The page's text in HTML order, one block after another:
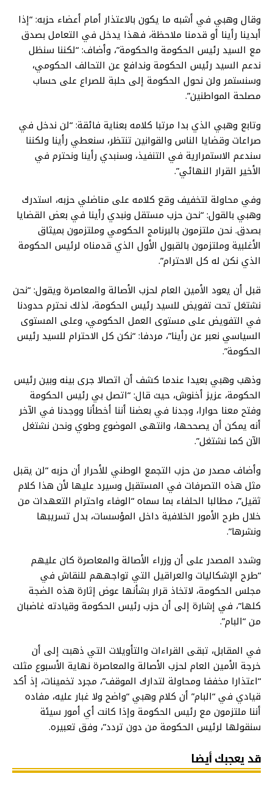
وقال وهبي في أشبه ما يكون بالاعتذار أمام أعضاء حزبه: “إذا
أبدينا رأينا أو قدمنا ملاحظة، فهذا يدخل في التعامل بصدق
مع السيد رئيس الحكومة والحكومة”، وأضاف: “لكننا سنظل
ندعم السيد رئيس الحكومة وندافع عن التحالف الحكومي،
وسنستمر ولن نحول الحكومة إلى حلبة للصراع على حساب
مصلحة المواطنين”.
وتابع وهبي الذي بدا مرتبا كلامه بعناية فائقة: “لن ندخل في
صراعات وقضايا الناس والقوانين تنتظر، سنعطي رأينا ولكننا
سندعم الاستمرارية في التنفيذ، وسنبدي رأينا ونحترم في
الأخير القرار النهائي”.
وفي محاولة لتخفيف وقع كلامه على مناضلي حزبه، استدرك
وهبي بالقول: “نحن حزب مستقل ونبدي رأينا في بعض القضايا
بصدق. نحن ملتزمون بالبرنامج الحكومي وملتزمون بميثاق
الأغلبية وملتزمون بالقبول الأول الذي قدمناه لرئيس الحكومة
الذي نكن له كل الاحترام”.
قبل أن يعود الأمين العام لحزب الأصالة والمعاصرة ويقول: “نحن
نشتغل تحت تفويض للسيد رئيس الحكومة، لذلك نحترم حدودنا
في التفويض على مستوى العمل الحكومي، وعلى المستوى
السياسي نعبر عن رأينا”، مردفا: “نكن كل الاحترام للسيد رئيس
الحكومة”.
وذهب وهبي بعيدا عندما كشف أن اتصالا جرى بينه وبين رئيس
الحكومة، عزيز أخنوش، حيث قال: “اتصل بي رئيس الحكومة
وفتح معنا حوارا، وجدنا في بعضنا أننا أخطأنا ووجدنا في الآخر
أنه يمكن أن يصححها، وانتهى الموضوع وطوي ونحن نشتغل
الآن كما نشتغل”.
وأضاف مصدر من حزب التجمع الوطني للأحرار أن حزبه “لن يقبل
مثل هذه التصرفات في المستقبل وسيرد عليها لأن هذا كلام
ثقيل”، مطالبا الحلفاء بما سماه “الوفاء واحترام التعهدات من
خلال طرح الأمور الخلافية داخل المؤسسات، بدل تسريبها
ونشرها”.
وشدد المصدر على أن وزراء الأصالة والمعاصرة كان عليهم
“طرح الإشكاليات والعراقيل التي تواجههم للنقاش في
مجلس الحكومة، لاتخاذ قرار بشأنها عوض إثارة هذه الضجة
كلها”، في إشارة إلى أن حزب رئيس الحكومة وقيادته غاضبان
من “البام”.
في المقابل، تبقى القراءات والتأويلات التي ذهبت إلى أن
خرجة الأمين العام لحزب الأصالة والمعاصرة نهاية الأسبوع مثلت
“اعتذارا مخففا ومحاولة لتدارك الموقف”، مجرد تخمينات، إذ أكد
قيادي في “البام” أن كلام وهبي “واضح ولا غبار عليه، مفاده
أننا ملتزمون مع رئيس الحكومة وإذا كانت أي أمور سيئة
سنقولها لرئيس الحكومة من دون تردد”، وفق تعبيره.
قد يعجبك أيضا